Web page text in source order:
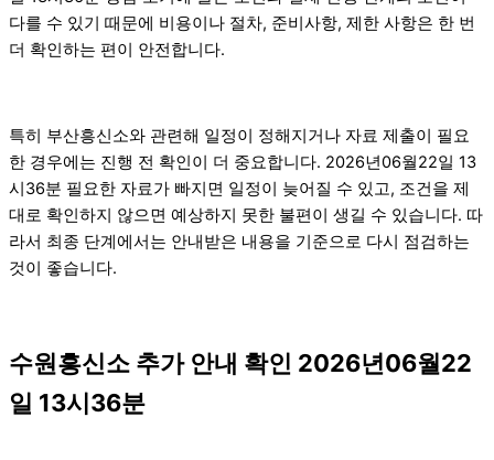
다를 수 있기 때문에 비용이나 절차, 준비사항, 제한 사항은 한 번
더 확인하는 편이 안전합니다.
특히 부산흥신소와 관련해 일정이 정해지거나 자료 제출이 필요
한 경우에는 진행 전 확인이 더 중요합니다. 2026년06월22일 13
시36분 필요한 자료가 빠지면 일정이 늦어질 수 있고, 조건을 제
대로 확인하지 않으면 예상하지 못한 불편이 생길 수 있습니다. 따
라서 최종 단계에서는 안내받은 내용을 기준으로 다시 점검하는
것이 좋습니다.
수원흥신소 추가 안내 확인 2026년06월22
일 13시36분